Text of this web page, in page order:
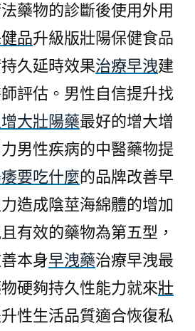
藥物的診斷後使用外用
品升級版壯陽保健食品
久延時效果治療早洩建
評估。男性自信提升找
大壯陽藥最好的增大增
男性疾病的中醫藥物提
要吃什麼的品牌改善早
造成陰莖海綿體的增加
有效的藥物為第五型，
本身早洩藥治療早洩最
硬夠持久性能力就來壯
性生活品質適合恢復私